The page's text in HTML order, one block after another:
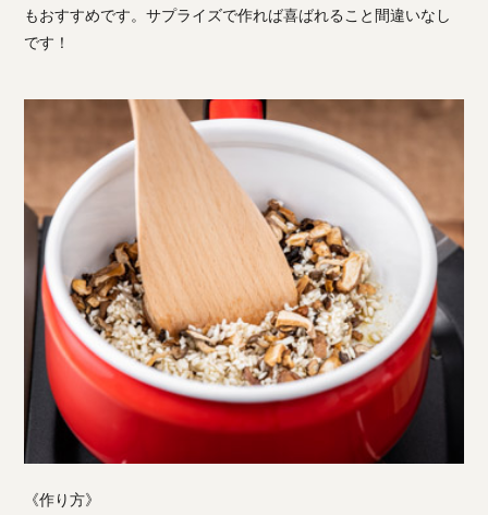
もおすすめです。サプライズで作れば喜ばれること間違いなし
です！
《作り方》